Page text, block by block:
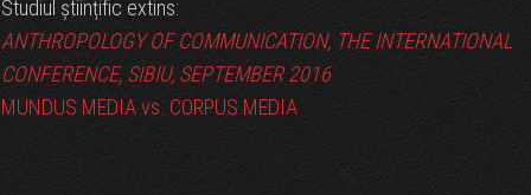
Studiul științific extins:
ANTHROPOLOGY OF COMMUNICATION, THE INTERNATIONAL
CONFERENCE, SIBIU, SEPTEMBER 2016
MUNDUS MEDIA vs. CORPUS MEDIA